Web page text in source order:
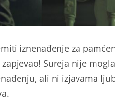
iznenađenje za
Sureja nije
ali ni izjavama